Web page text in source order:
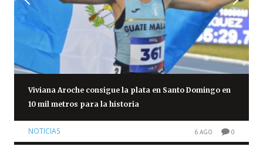
Viviana Aroche consigue la plata en Santo Domingo en
10 mil metros para la historia
NOTICIAS 6 AGO 0